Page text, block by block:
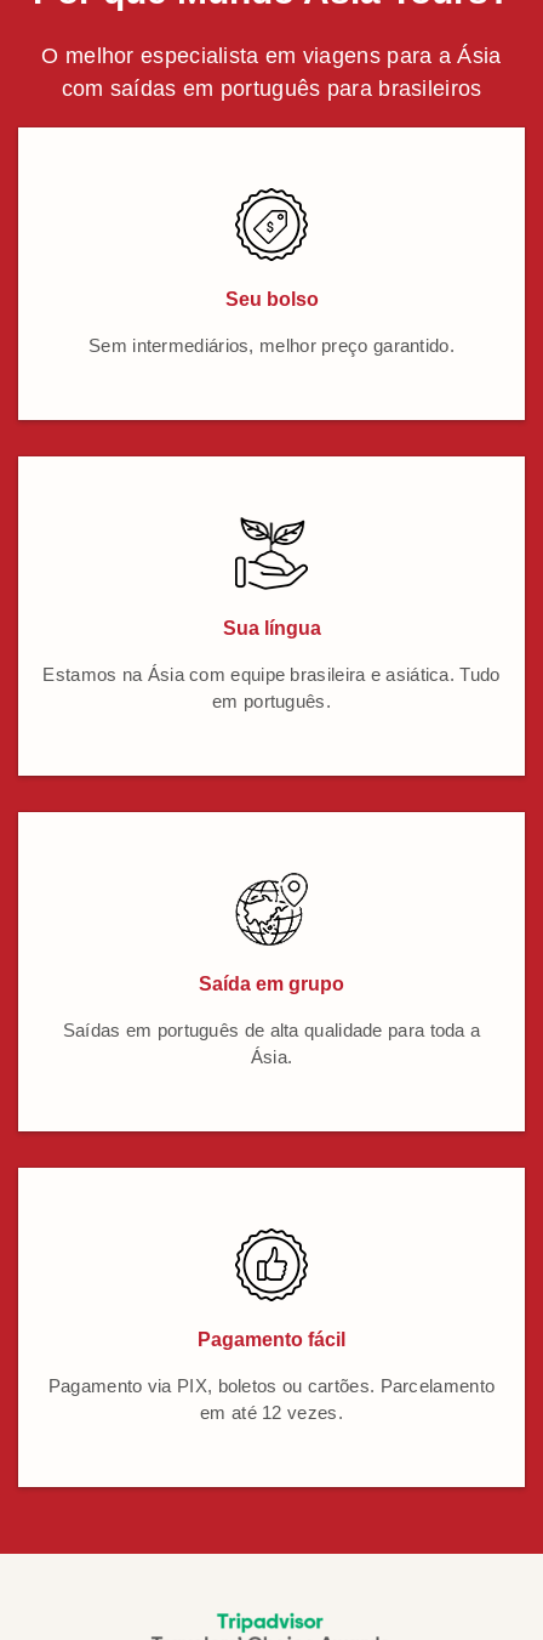
O melhor especialista em viagens para a Ásia
com saídas em português para brasileiros
Seu bolso
Sem intermediários, melhor preço garantido.
Sua língua
Estamos na Ásia com equipe brasileira e asiática. Tudo
em português.
Saída em grupo
Saídas em português de alta qualidade para toda a
Ásia.
Pagamento fácil
Pagamento via PIX, boletos ou cartões. Parcelamento
em até 12 vezes.